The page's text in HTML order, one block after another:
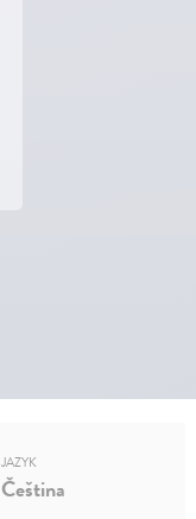
JAZYK
Čeština